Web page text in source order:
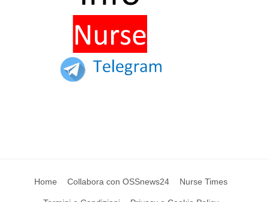
Home Collabora con OSSnews24 Nurse Times